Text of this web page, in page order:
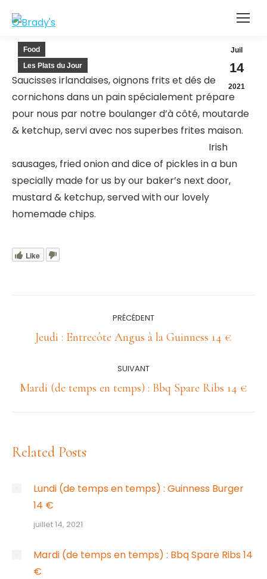
Juil
14
2021
Food
Les Plats du Jour
Saucisses irlandaises, oignons frits et dés de
cornichons dans un pain spécialement préparé
pour nous par notre boulanger d’à côté, moutarde
& ketchup, servi avec nos superbes frites maison.
Irish
sausages, fried onion and dice of pickles in a bun
specially made for us by our baker’s next door,
mustard & ketchup, served with our lovely
homemade chips.
Like
article
PRÉCÉDENT
Article
:
Jeudi : Entrecôte Angus à la Guinness 14 €
SUIVANT
Article
Mardi (de temps en temps) : Bbq Spare Ribs 14 €
Related Posts
Lundi (de temps en temps) : Guinness Burger
14 €
juillet 14, 2021
Mardi (de temps en temps) : Bbq Spare Ribs 14
€